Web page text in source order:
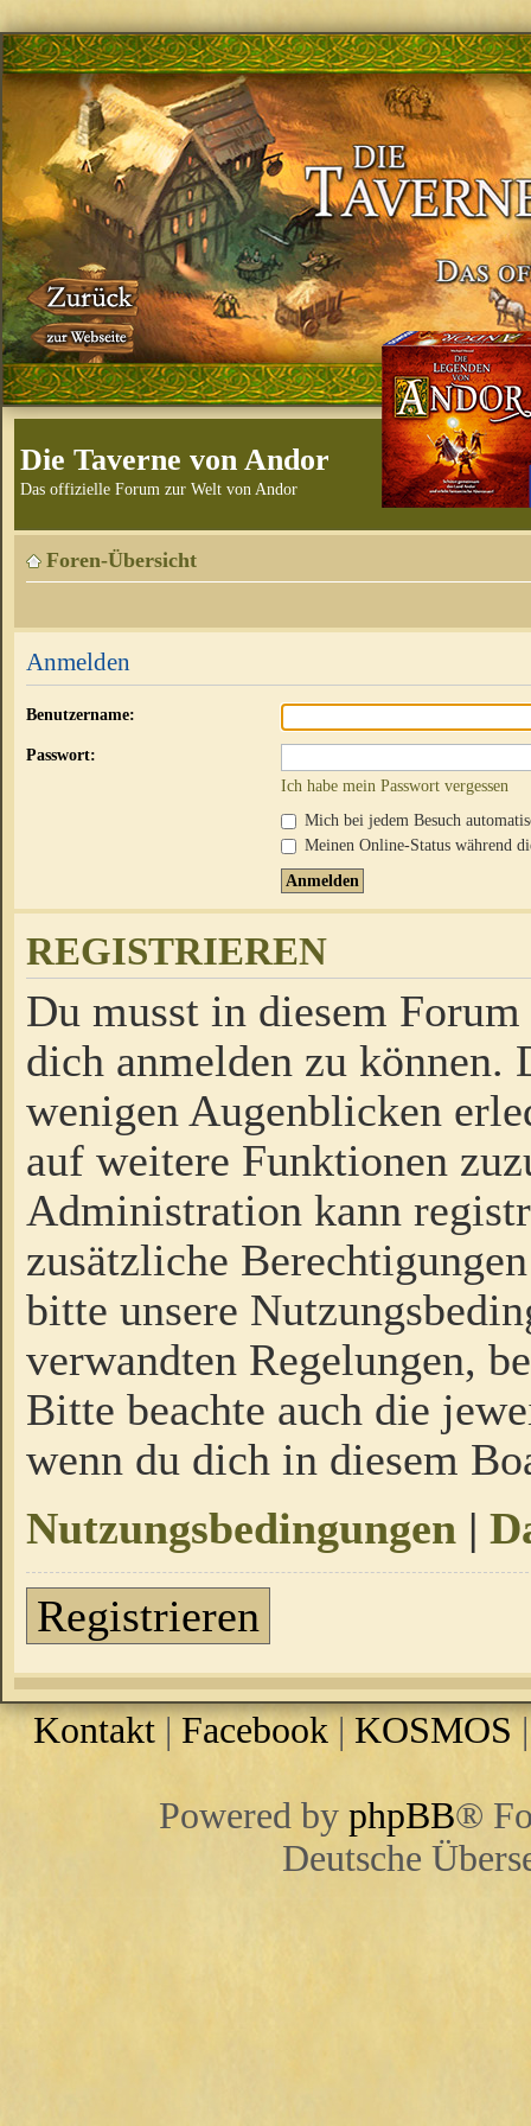
Die Taverne von Andor
Das offizielle Forum zur Welt von Andor
Foren-Übersicht
Anmelden
Benutzername:
Passwort:
Ich habe mein Passwort vergessen
Mich bei jedem Besuch
Meinen Online-Status während
REGISTRIEREN
Du musst in diesem
dich anmelden zu
wenigen Augenblicken
auf weitere Funktionen
Administration kann
zusätzliche
bitte unsere
verwandten Regelungen,
Bitte beachte auch die
wenn du dich in diesem
Nutzungsbedingungen |
Registrieren
Kontakt | Facebook |KOSMOS
Powered by phpBB®
Deutsche